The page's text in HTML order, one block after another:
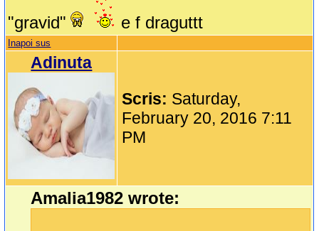
"gravid"
e f draguttt
Inapoi sus
Adinuta
Scris: Saturday,
February 20, 2016 7:11
PM
Amalia1982 wrote: